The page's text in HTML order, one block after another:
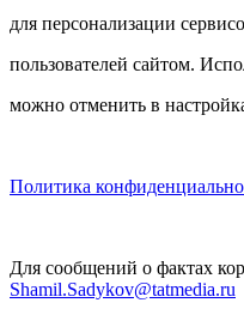
для персонализации
пользователей сайтом.
можно отменить в
Политика
Для сообщений о фактах
Shamil.Sadykov@tatmedia.ru